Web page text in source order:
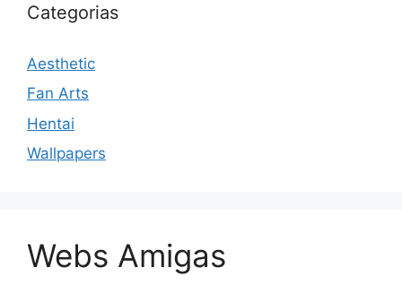
Categorias
Aesthetic
Fan Arts
Hentai
Wallpapers
Webs Amigas